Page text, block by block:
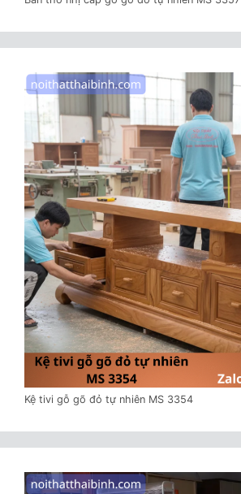
Kệ tivi gỗ gõ đỏ tự nhiên MS 3354